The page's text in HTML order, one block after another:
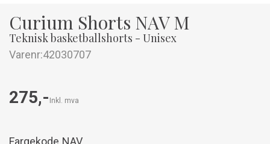
Curium Shorts NAV M
Teknisk basketballshorts - Unisex
Varenr:42030707
275,- Inkl. mva
Fargekode NAV